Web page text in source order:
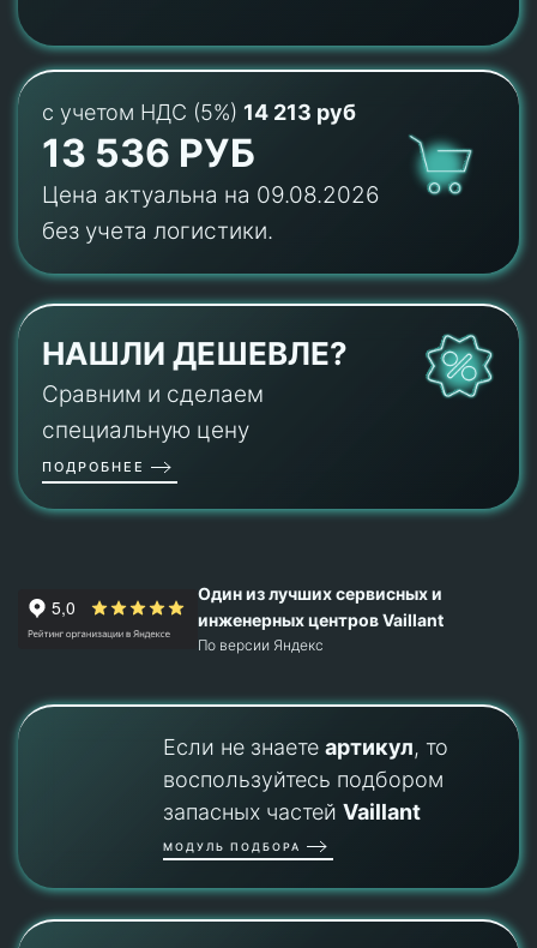
с учетом НДС (5%) 14 213 руб
13 536 РУБ
Цена актуальна на 09.08.2026
без учета логистики.
НАШЛИ ДЕШЕВЛЕ?
Сравним и сделаем
специальную цену
ПОДРОБНЕЕ
Один из лучших сервисных и
инженерных центров Vaillant
По версии Яндекс
Если не знаете артикул, то
воспользуйтесь подбором
запасных частей Vaillant
МОДУЛЬ ПОДБОРА